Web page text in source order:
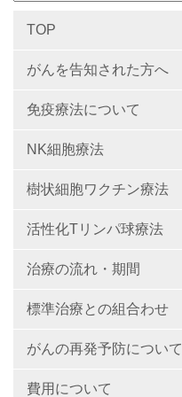
TOP
がんを告知された方へ
免疫療法について
NK細胞療法
樹状細胞ワクチン療法
活性化Tリンパ球療法
治療の流れ・期間
標準治療との組合わせ
がんの再発予防について
費用について